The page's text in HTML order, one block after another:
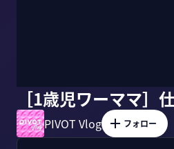
［1歳児ワーママ］
PIVOT Vlog フォロー